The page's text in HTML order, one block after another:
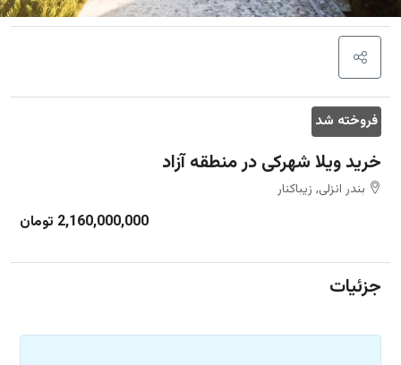
فروخته شد
خرید ویلا شهرکی در منطقه آزاد
بندر انزلی, زیباکنار
2,160,000,000 تومان
جزئیات